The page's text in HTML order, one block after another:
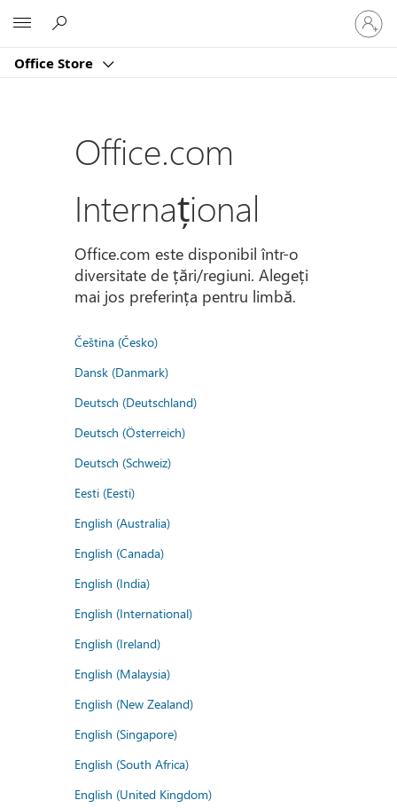
Office Store
vă
la
dvs.
Office.com
Internațional
Office.com este disponibil într-o
diversitate de țări/regiuni. Alegeți
mai jos preferința pentru limbă.
Čeština (Česko)
Dansk (Danmark)
Deutsch (Deutschland)
Deutsch (Österreich)
Deutsch (Schweiz)
Eesti (Eesti)
English (Australia)
English (Canada)
English (India)
English (International)
English (Ireland)
English (Malaysia)
English (New Zealand)
English (Singapore)
English (South Africa)
English (United Kingdom)